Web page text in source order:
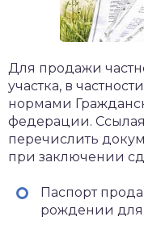
Для продажи
участка, в
нормами
федерации.
перечислить
при заключении
Паспорт
рождении для